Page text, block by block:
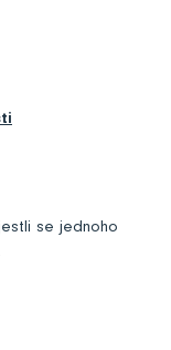
se jednoho